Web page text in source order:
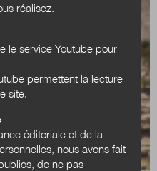
réalisez.
le service Youtube pour
permettent la lecture
site.
éditoriale et de la
nous avons fait
de ne pas